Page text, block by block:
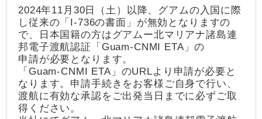
2024年11月30日（土）以降、グアムの入国に際
し従来の「I-736の書面」が無効となりますの
で、日本国籍の方はグアムー北マリアナ諸島連
邦電子渡航認証「Guam-CNMI ETA」の
申請が必要となります。
「Guam-CNMI ETA」のURLより申請が必要と
なります。申請手続きをお客様ご自身で行い、
渡航に有効な承認をご出発当日までに必ずご取
得ください。